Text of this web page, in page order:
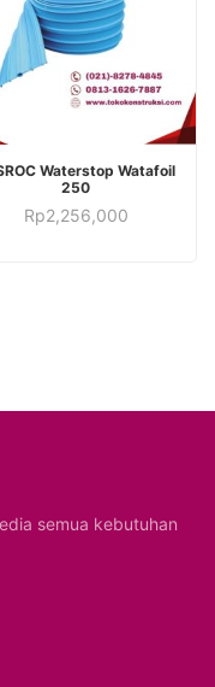
TAMBAH KE KERANJANG
Waterstop Watafoil
250
Rp2,256,000
semua kebutuhan